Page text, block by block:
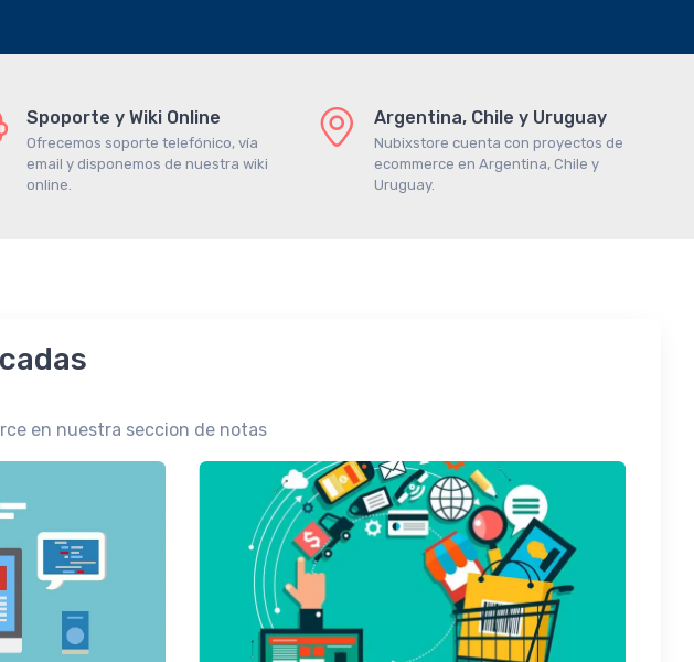
Spoporte y Wiki Online
Ofrecemos soporte telefónico, vía
email y disponemos de nuestra wiki
online.
Argentina, Chile y Uruguay
Nubixstore cuenta con proyectos de
ecommerce en Argentina, Chile y
Uruguay.
en nuestra seccion de notas